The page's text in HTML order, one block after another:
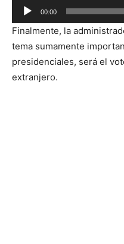
Reproductor
de
audio
00:00
Finalmente, la
tema sumamente
presidenciales, será el
extranjero.